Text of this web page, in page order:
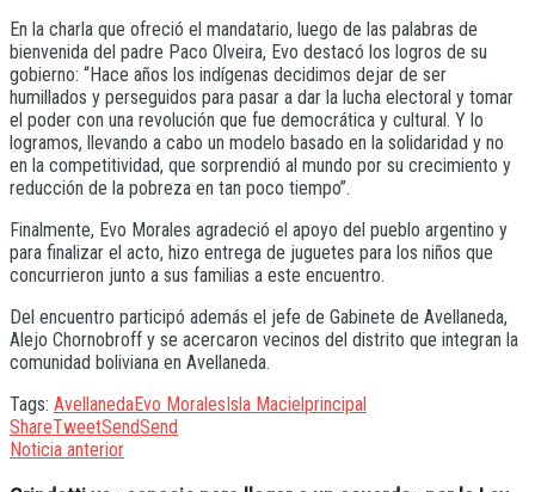
En la charla que ofreció el mandatario, luego de las palabras de
bienvenida del padre Paco Olveira, Evo destacó los logros de su
gobierno: “Hace años los indígenas decidimos dejar de ser
humillados y perseguidos para pasar a dar la lucha electoral y tomar
el poder con una revolución que fue democrática y cultural. Y lo
logramos, llevando a cabo un modelo basado en la solidaridad y no
en la competitividad, que sorprendió al mundo por su crecimiento y
reducción de la pobreza en tan poco tiempo”.
Finalmente, Evo Morales agradeció el apoyo del pueblo argentino y
para finalizar el acto, hizo entrega de juguetes para los niños que
concurrieron junto a sus familias a este encuentro.
Del encuentro participó además el jefe de Gabinete de Avellaneda,
Alejo Chornobroff y se acercaron vecinos del distrito que integran la
comunidad boliviana en Avellaneda.
Tags: AvellanedaEvo MoralesIsla Macielprincipal
ShareTweetSendSend
Noticia anterior